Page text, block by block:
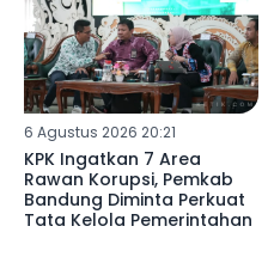
6 Agustus 2026 20:21
KPK Ingatkan 7 Area
Rawan Korupsi, Pemkab
Bandung Diminta Perkuat
Tata Kelola Pemerintahan